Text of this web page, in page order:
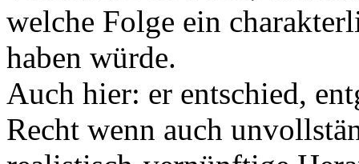
welche Folge ein
haben würde.
Auch hier: er entschied,
Recht wenn auch